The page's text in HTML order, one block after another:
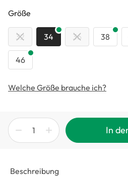
Größe
32 34 36 38
46
Welche Größe brauche ich?
In
Beschreibung